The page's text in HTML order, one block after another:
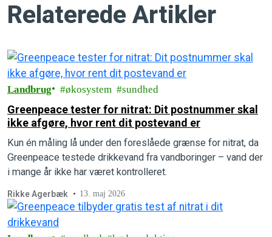
Relaterede Artikler
Landbrug økosystem sundhed
Greenpeace tester for nitrat: Dit postnummer skal
ikke afgøre, hvor rent dit postevand er
Kun én måling lå under den foreslåede grænse for nitrat, da
Greenpeace testede drikkevand fra vandboringer – vand der
i mange år ikke har været kontrolleret.
Rikke Agerbæk 13. maj 2026